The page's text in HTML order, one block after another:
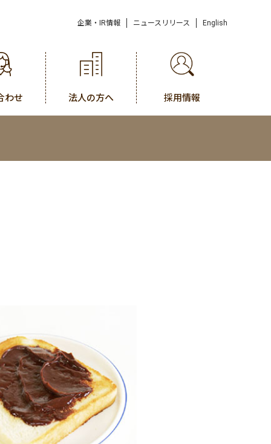
企業・IR情報 ニュースリリース English
わせ 法人の方へ 採用情報